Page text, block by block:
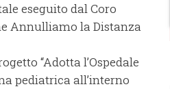
eseguito dal Coro
Annulliamo la Distanza
“Adotta l’Ospedale
pediatrica all’interno